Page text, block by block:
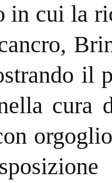
in cui la
il
cura